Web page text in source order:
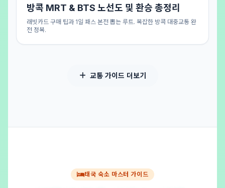
방콕 MRT & BTS 노선도 및 환승 총정리
래빗카드 구매 팁과 1일 패스 본전 뽑는 루트. 복잡한 방콕 대중교통 완
전 정복.
교통 가이드 더보기
태국 숙소 마스터 가이드